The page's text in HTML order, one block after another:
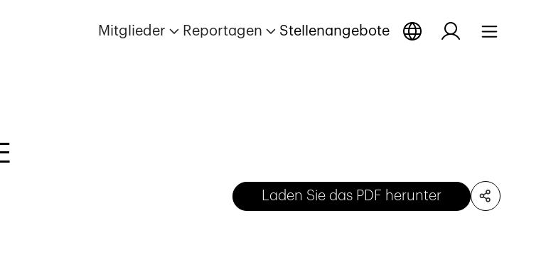
Mitglieder Reportagen Stellenangebote
Laden Sie das PDF herunter